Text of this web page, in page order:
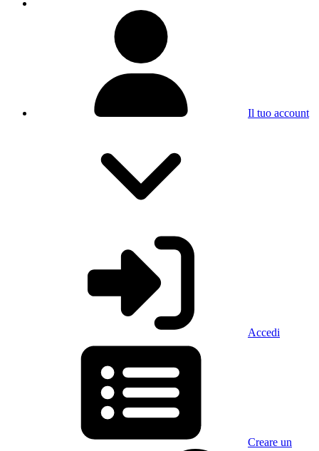
Il tuo account
Accedi
Creare un